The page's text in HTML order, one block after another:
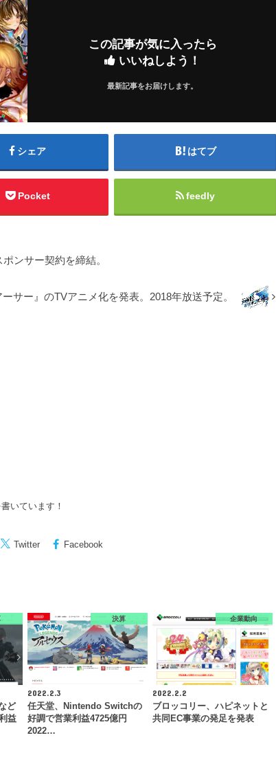
この記事が気に入ったら
いいねしよう！
最新記事をお届けします。
シェア はてブ
Pocket feedly
ンサー契約を締結。
サー』のTVアニメ化を発表。2018年放送予定。
いています！
Twitter Facebook
ど
益
決算
2022.2.3
任天堂、Nintendo Switchの
好調で営業利益4725億円
2022…
企業動向
2022.2.2
ブロッコリー、ハピネットと
共同EC事業の発足を発表